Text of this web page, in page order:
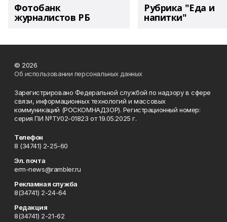
Фотобанк
журналистов РБ
Рубрика "Еда и
напитки"
© 2026
Об использовании персональных данных
Зарегистрировано Федеральной службой по надзору в сфере
связи, информационных технологий и массовых
коммуникаций (РОСКОМНАДЗОР). Регистрационный номер:
серия ПИ №ТУ02-01823 от 19.05.2025 г.
Телефон
8 (34741) 2-25-60
Эл. почта
erm-news@rambler.ru
Рекламная служба
8(34741) 2-24-64
Редакция
8(34741) 2-21-62